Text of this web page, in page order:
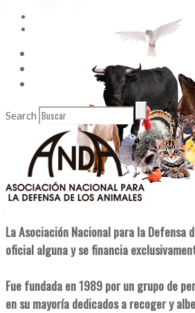
Enlaces de Interés
Search
La Asociación Nacional para la Defensa
oficial alguna y se financia
Fue fundada en 1989 por un grupo de
en su mayoría dedicados a recoger y